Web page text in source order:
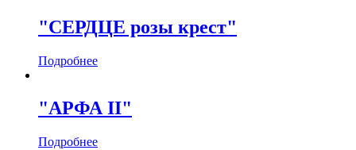
"СЕРДЦЕ розы крест"
Подробнее
"АРФА II"
Подробнее